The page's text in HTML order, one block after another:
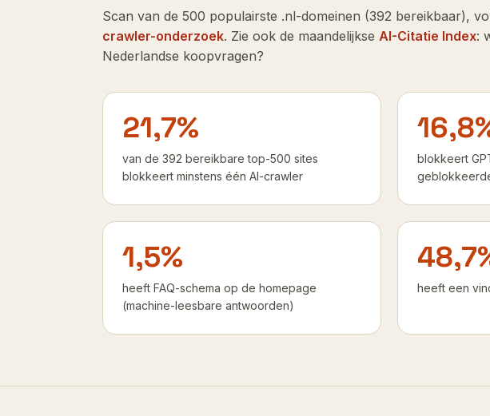
Scan van de 500 populairste .nl-domeinen (392 bereikbaar),
crawler-onderzoek. Zie ook de maandelijkse AI-Citatie Index:
Nederlandse koopvragen?
21,7%
van de 392 bereikbare top-500 sites
blokkeert minstens één AI-crawler
blokkeert
1,5%
heeft FAQ-schema op de homepage
(machine-leesbare antwoorden)
heeft een